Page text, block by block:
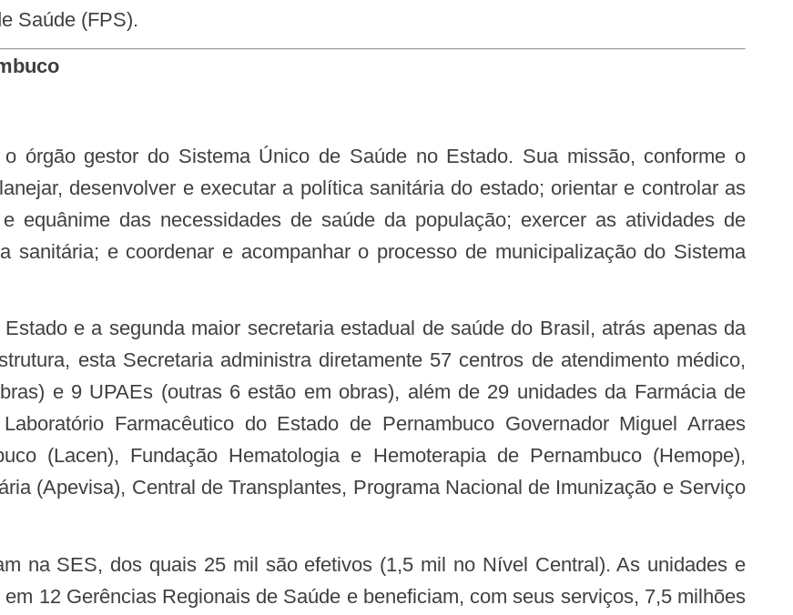
Saúde (FPS).
desenvolver e executar a política sanitária do estado; orientar e controlar as
equânime das necessidades de saúde da população; exercer as atividades de
sanitária; e coordenar e acompanhar o processo de municipalização do Sistema
esta Secretaria administra diretamente 57 centros de atendimento médico,
e 9 UPAEs (outras 6 estão em obras), além de 29 unidades da Farmácia de
Farmacêutico do Estado de Pernambuco Governador Miguel Arraes
(Lacen), Fundação Hematologia e Hemoterapia de Pernambuco (Hemope),
(Apevisa), Central de Transplantes, Programa Nacional de Imunização e Serviço
12 Gerências Regionais de Saúde e beneficiam, com seus serviços, 7,5 milhões